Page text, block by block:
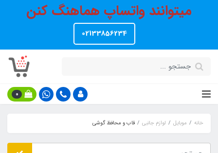
میتوانند واتساپ هماهنگ کنن
02133856234
0
خانه موبایل لوازم جانبی قاب و محافظ گوشی